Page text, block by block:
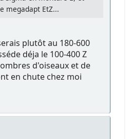
megadapt EtZ...
plutôt au 180-600
déja le 100-400 Z
d'oiseaux et de
en chute chez moi